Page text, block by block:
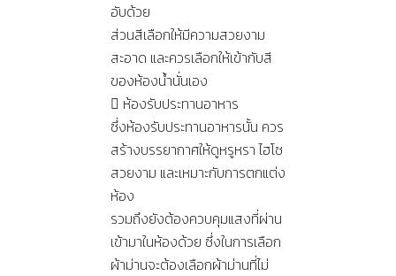
อับด้วย
ส่วนสีเลือกให้มีความสวยงาม
สะอาด และควรเลือกให้เข้ากับสี
ของห้องน้ำนั่นเอง
 ห้องรับประทานอาหาร
ซึ่งห้องรับประทานอาหารนั้น ควร
สร้างบรรยากาศให้ดูหรูหรา ไฮโซ
สวยงาม และเหมาะกับการตกแต่ง
ห้อง
รวมถึงยังต้องควบคุมแสงที่ผ่าน
เข้ามาในห้องด้วย ซึ่งในการเลือก
ผ้าม่านจะต้องเลือกผ้าม่านที่ไม่